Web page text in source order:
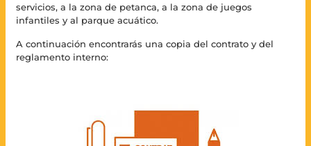
servicios, a la zona de petanca, a la zona de juegos
infantiles y al parque acuático.
A continuación encontrarás una copia del contrato y del
reglamento interno: